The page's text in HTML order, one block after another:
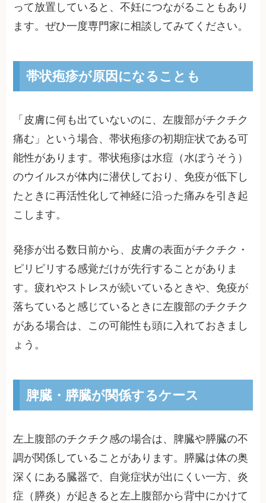
って放置していると、不妊につながることもあり
ます。ぜひ一度専門家に相談してみてください。
帯状疱疹が原因になることも
「皮膚に何も出ていないのに、左腹部がチクチク
痛む」という場合、帯状疱疹の初期症状である可
能性があります。帯状疱疹は水痘（水ぼうそう）
のウイルスが体内に潜伏しており、免疫が低下し
たときに再活性化して神経に沿った痛みを引き起
こします。
発疹が出る数日前から、皮膚の表面がチクチク・
ピリピリする感覚だけが先行することがありま
す。疲れやストレスが続いているときや、免疫が
落ちていると感じているときに左腹部のチクチク
がある場合は、この可能性も頭に入れておきまし
ょう。
脾臓・膵臓が関係するケース
左上腹部のチクチク感の場合は、脾臓や膵臓の不
調が関係していることがあります。膵臓は体の奥
深くにある臓器で、自覚症状が出にくい一方、炎
症（膵炎）が起きると左上腹部から背中にかけて